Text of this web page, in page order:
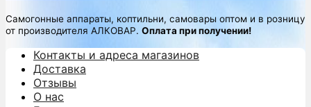
Самогонные аппараты, коптильни, самовары оптом и в розницу
от производителя АЛКОВАР. Оплата при получении!
Контакты и адреса магазинов
Доставка
Отзывы
О нас